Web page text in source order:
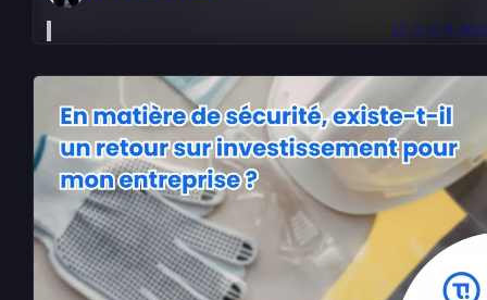
il y a 4